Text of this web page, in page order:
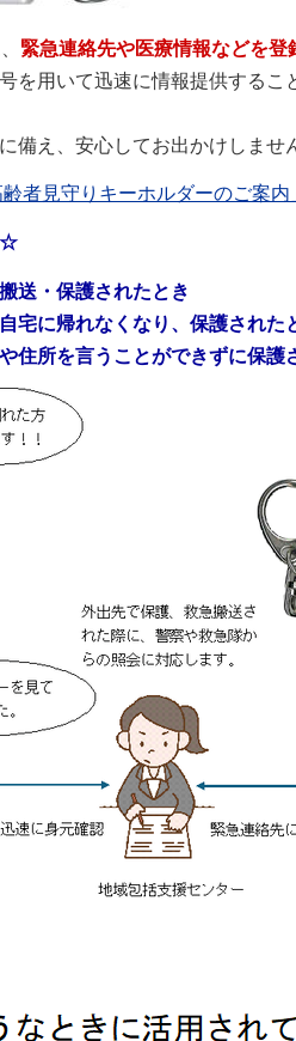
緊急連絡先や医療情報などを登
を用いて迅速に情報提供する
備え、安心してお出かけしませ
者見守りキーホルダーのご案内
送・保護されたとき
宅に帰れなくなり、保護された
住所を言うことができずに保護